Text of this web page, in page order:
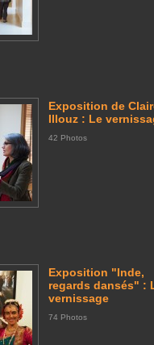
Exposition de
Illouz : Le
42 Photos
Exposition "Inde,
regards dansés" :
vernissage
74 Photos